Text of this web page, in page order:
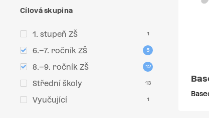
Cílová skupina
1. stupeň ZŠ 1
6.–7. ročník ZŠ 5
8.–9. ročník ZŠ 12
Střední školy 13
Vyučující 1